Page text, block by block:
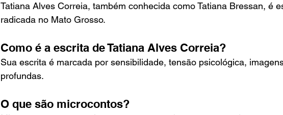
Tatiana Alves Correia, também conhecida como Tatiana Bressan, é
radicada no Mato Grosso.
Como é a escrita de Tatiana Alves Correia?
Sua escrita é marcada por sensibilidade, tensão psicológica,
profundas.
O que são microcontos?